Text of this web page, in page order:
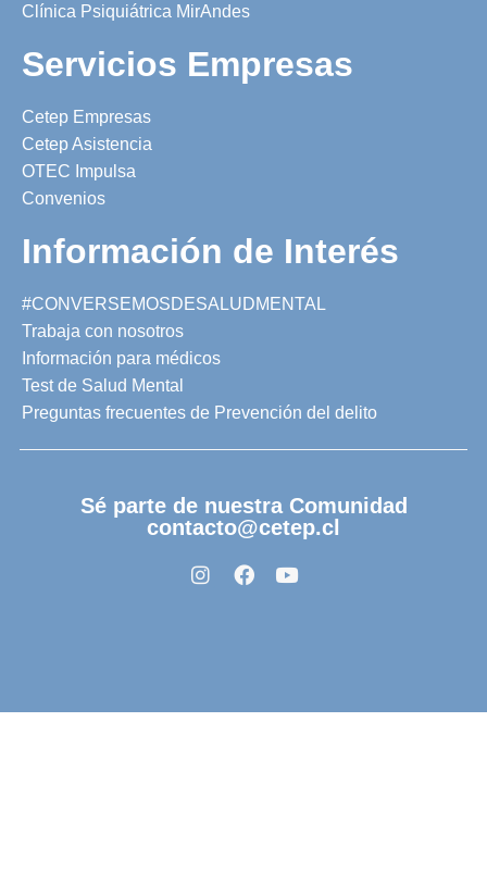
Clínica Psiquiátrica MirAndes
Servicios Empresas
Cetep Empresas
Cetep Asistencia
OTEC Impulsa
Convenios
Información de Interés
#CONVERSEMOSDESALUDMENTAL
Trabaja con nosotros
Información para médicos
Test de Salud Mental
Preguntas frecuentes de Prevención del delito
Sé parte de nuestra Comunidad
contacto@cetep.cl